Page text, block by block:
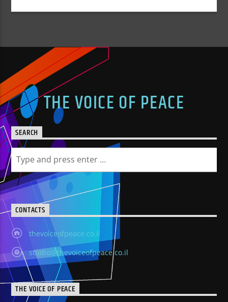
THE VOICE OF PEACE
SEARCH
CONTACTS
thevoiceofpeace.co.il
studio@thevoiceofpeace.co.il
THE VOICE OF PEACE